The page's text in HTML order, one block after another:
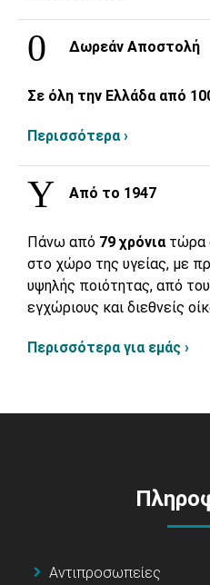
Δωρεάν Αποστολή
Σε όλη την Ελλάδα από
Περισσότερα ›
Από το 1947
Πάνω από 79 χρόνια τώρα
στο χώρο της υγείας, με
υψηλής ποιότητας, από
εγχώριους και διεθνείς
Περισσότερα για εμάς ›
Αντιπροσωπείες